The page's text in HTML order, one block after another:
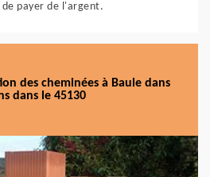
de payer de l'argent.
des cheminées à Baule dans
dans le 45130